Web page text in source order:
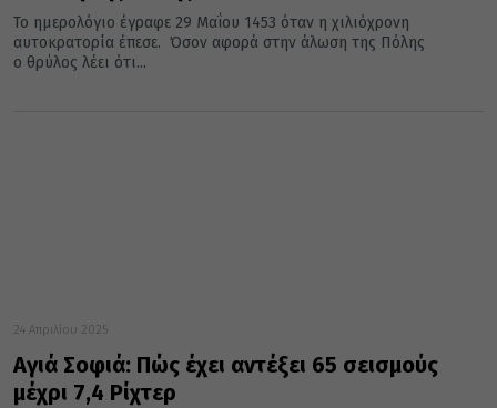
Το ημερολόγιο έγραφε 29 Μαΐου 1453 όταν η χιλιόχρονη
αυτοκρατορία έπεσε. Όσον αφορά στην άλωση της Πόλης
ο θρύλος λέει ότι...
24 Απριλίου 2025
Αγιά Σοφιά: Πώς έχει αντέξει 65 σεισμούς
μέχρι 7,4 Ρίχτερ